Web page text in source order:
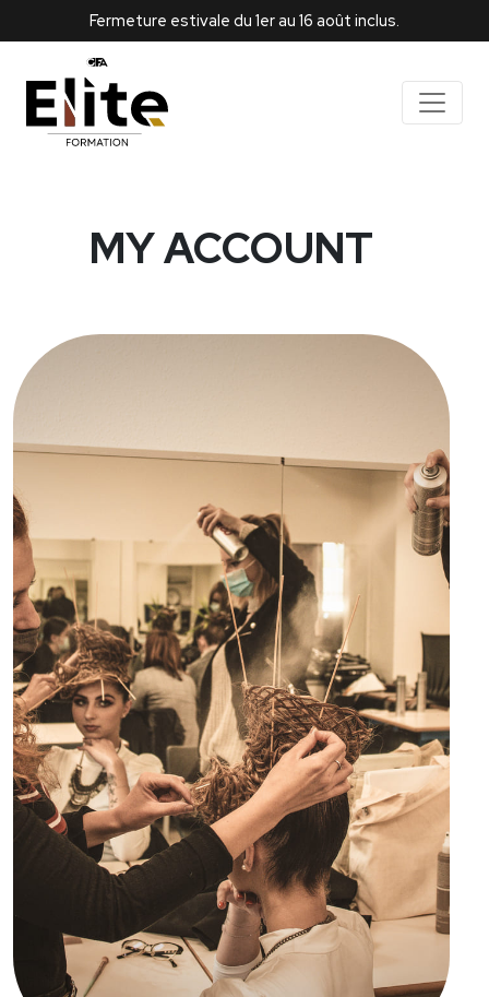
Fermeture estivale du 1er au 16 août inclus.
MY ACCOUNT